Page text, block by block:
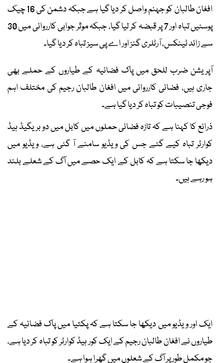
افغان طالبان کو جہنم واصل کر دیا گیا ہے جبکہ دشمن کی 16 چیک
پوسٹیں تباہ اور 7 پر قبضہ کر لیا گیا، جبکہ موثر جوابی کارروائی میں 30
سے زائد ٹینکس، آرٹلری گنز اور اے پی سیز تباہ کر دیا گیا۔
آپریشن ضرب للحق میں پاک فضائیہ کے طیاروں کے حملے بھی
جاری ہیں، فضائی کارروائی میں افغان طالبان رجیم کی مختلف اہم
فوجی تنصیبات کو تباہ کر دیا گیا ہے۔
ذرائع کا کہنا ہے کہ تازہ فضائی حملوں میں کابل میں دو بریگیڈ ہیڈ
کوارٹر تباہ کیے گئے جس کی ویڈیو سامنے آ گئی ہے، ویڈیو میں
دیکھا جا سکتا ہے کہ کابل کے ایک حصے میں آگ کے شعلے بلند
ہو رہے ہیں۔
ایک اور ویڈیو میں دیکھا جا سکتا ہے کہ پکتیا میں پاک فضائیہ کے
طیاروں نے افغان طالبان رجیم کے ایک کور ہیڈ کوارٹر کو تباہ کر دیا ہے،
جو مکمل طور پر آگ کے شعلوں میں گھرا ہوا ہے۔